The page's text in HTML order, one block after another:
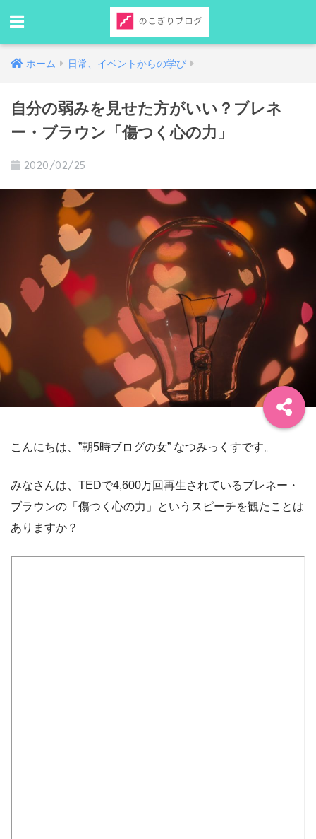
ホーム 日常、イベントからの学び
自分の弱みを見せた方がいい？ブレネ
ー・ブラウン「傷つく心の力」
2020/02/25
こんにちは、”朝5時ブログの女” なつみっくすです。
みなさんは、TEDで4,600万回再生されているブレネー・
ブラウンの「傷つく心の力」というスピーチを観たことは
ありますか？